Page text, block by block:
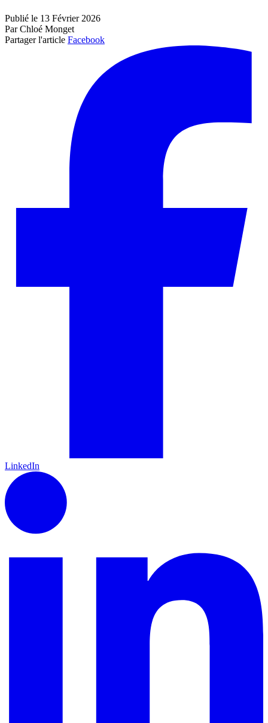
Publié le 13 Février 2026
Par Chloé Monget
Partager l'article Facebook
LinkedIn